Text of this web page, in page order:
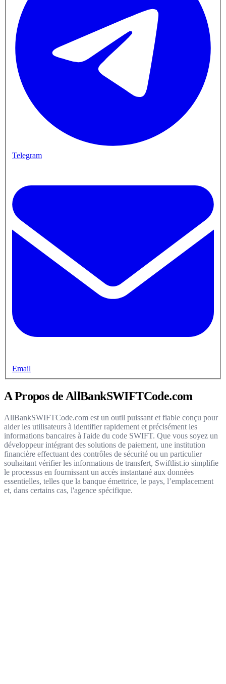
Telegram
Email
A Propos de AllBankSWIFTCode.com
AllBankSWIFTCode.com est un outil puissant et fiable conçu pour
aider les utilisateurs à identifier rapidement et précisément les
informations bancaires à l'aide du code SWIFT. Que vous soyez un
développeur intégrant des solutions de paiement, une institution
financière effectuant des contrôles de sécurité ou un particulier
souhaitant vérifier les informations de transfert, Swiftlist.io simplifie
le processus en fournissant un accès instantané aux données
essentielles, telles que la banque émettrice, le pays, l’emplacement
et, dans certains cas, l'agence spécifique.